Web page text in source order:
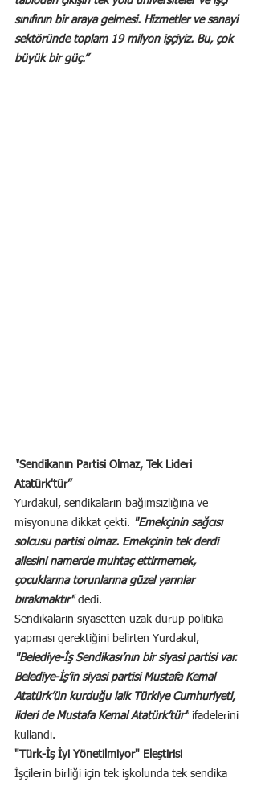
sınıfının bir araya gelmesi. Hizmetler ve sanayi
sektöründe toplam 19 milyon işçiyiz. Bu, çok
büyük bir güç.”
“Sendikanın Partisi Olmaz, Tek Lideri
Atatürk'tür”
Yurdakul, sendikaların bağımsızlığına ve
misyonuna dikkat çekti. "Emekçinin sağcısı
solcusu partisi olmaz. Emekçinin tek derdi
ailesini namerde muhtaç ettirmemek,
çocuklarına torunlarına güzel yarınlar
bırakmaktır" dedi.
Sendikaların siyasetten uzak durup politika
yapması gerektiğini belirten Yurdakul,
"Belediye-İş Sendikası’nın bir siyasi partisi var.
Belediye-İş’in siyasi partisi Mustafa Kemal
Atatürk’ün kurduğu laik Türkiye Cumhuriyeti,
lideri de Mustafa Kemal Atatürk’tür" ifadelerini
kullandı.
"Türk-İş İyi Yönetilmiyor" Eleştirisi
İşçilerin birliği için tek işkolunda tek sendika